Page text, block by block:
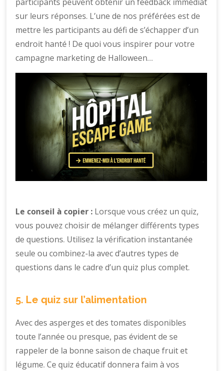
sur leurs réponses. L’une de nos préférées est de
mettre les participants au défi de s’échapper d’un
endroit hanté ! De quoi vous inspirer pour votre
campagne marketing de Halloween…
Le conseil à copier : Lorsque vous créez un quiz,
vous pouvez choisir de mélanger différents types
de questions. Utilisez la vérification instantanée
seule ou combinez-la avec d’autres types de
questions dans le cadre d’un quiz plus complet.
5. Le quiz sur l’alimentation
Avec des asperges et des tomates disponibles
toute l’année ou presque, pas évident de se
rappeler de la bonne saison de chaque fruit et
légume. Ce quiz éducatif donnera faim à vos